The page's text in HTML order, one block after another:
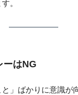
。
ーはNG
と」ばかりに意識が